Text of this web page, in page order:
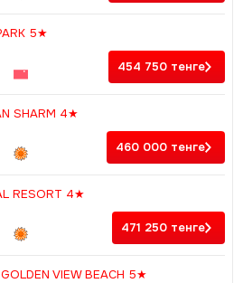
5★
454 750 тенге
SHARM 4★
460 000 тенге
RESORT 4★
471 250 тенге
VIEW BEACH 5★